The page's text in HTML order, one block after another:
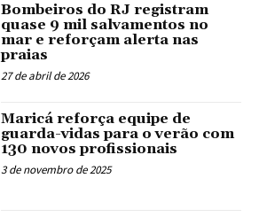
Bombeiros do RJ registram
quase 9 mil salvamentos no
mar e reforçam alerta nas
praias
27 de abril de 2026
Maricá reforça equipe de
guarda-vidas para o verão com
130 novos profissionais
3 de novembro de 2025